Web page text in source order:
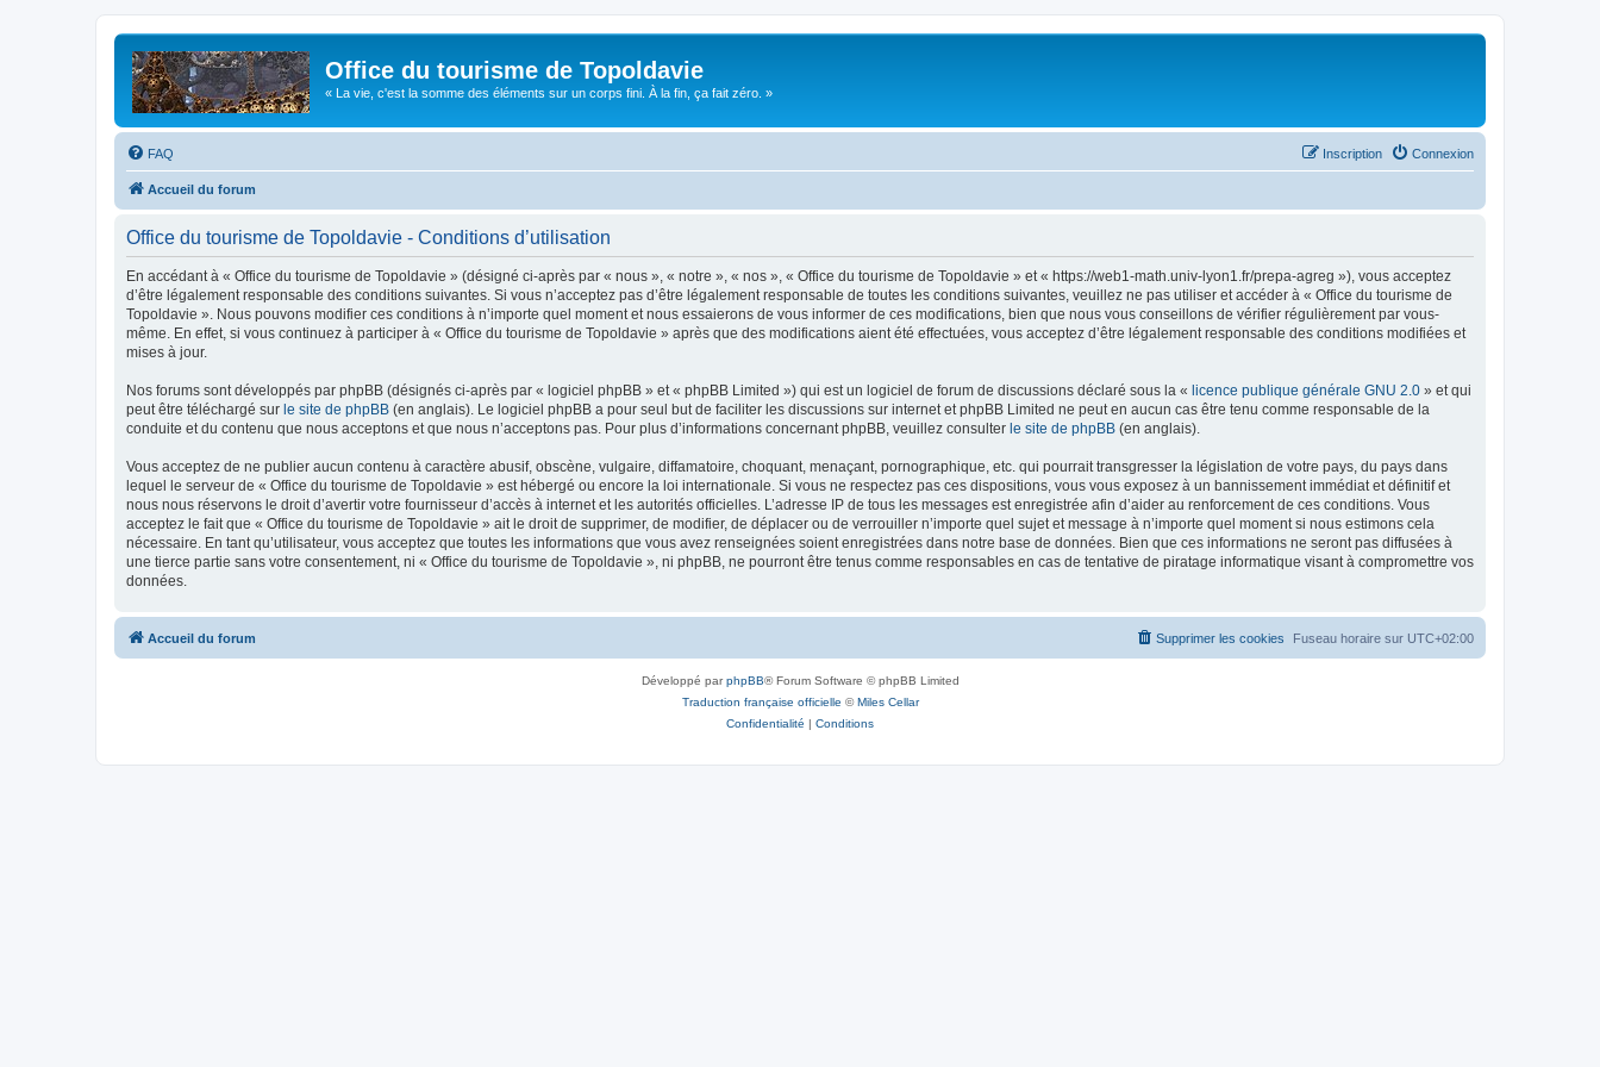
Office du tourisme de Topoldavie
« La vie, c'est la somme des éléments sur un corps fini. À la fin, ça fait zéro. »
FAQ Connexion
Inscription
Accueil du forum
Office du tourisme de Topoldavie - Conditions d’utilisation
En accédant à « Office du tourisme de Topoldavie » (désigné ci-après par « nous », « notre », « nos », « Office du tourisme de Topoldavie » et « https://web1-math.univ-lyon1.fr/prepa-agreg »), vous acceptez
d’être légalement responsable des conditions suivantes. Si vous n’acceptez pas d’être légalement responsable de toutes les conditions suivantes, veuillez ne pas utiliser et accéder à « Office du tourisme de
Topoldavie ». Nous pouvons modifier ces conditions à n’importe quel moment et nous essaierons de vous informer de ces modifications, bien que nous vous conseillons de vérifier régulièrement par vous-
même. En effet, si vous continuez à participer à « Office du tourisme de Topoldavie » après que des modifications aient été effectuées, vous acceptez d’être légalement responsable des conditions modifiées et
mises à jour.
Nos forums sont développés par phpBB (désignés ci-après par « logiciel phpBB » et « phpBB Limited ») qui est un logiciel de forum de discussions déclaré sous la « licence publique générale GNU 2.0 » et qui
peut être téléchargé sur le site de phpBB (en anglais). Le logiciel phpBB a pour seul but de faciliter les discussions sur internet et phpBB Limited ne peut en aucun cas être tenu comme responsable de la
conduite et du contenu que nous acceptons et que nous n’acceptons pas. Pour plus d’informations concernant phpBB, veuillez consulter le site de phpBB (en anglais).
Vous acceptez de ne publier aucun contenu à caractère abusif, obscène, vulgaire, diffamatoire, choquant, menaçant, pornographique, etc. qui pourrait transgresser la législation de votre pays, du pays dans
lequel le serveur de « Office du tourisme de Topoldavie » est hébergé ou encore la loi internationale. Si vous ne respectez pas ces dispositions, vous vous exposez à un bannissement immédiat et définitif et
nous nous réservons le droit d’avertir votre fournisseur d’accès à internet et les autorités officielles. L’adresse IP de tous les messages est enregistrée afin d’aider au renforcement de ces conditions. Vous
acceptez le fait que « Office du tourisme de Topoldavie » ait le droit de supprimer, de modifier, de déplacer ou de verrouiller n’importe quel sujet et message à n’importe quel moment si nous estimons cela
nécessaire. En tant qu’utilisateur, vous acceptez que toutes les informations que vous avez renseignées soient enregistrées dans notre base de données. Bien que ces informations ne seront pas diffusées à
une tierce partie sans votre consentement, ni « Office du tourisme de Topoldavie », ni phpBB, ne pourront être tenus comme responsables en cas de tentative de piratage informatique visant à compromettre vos
données.
Accueil du forum Fuseau horaire sur UTC+02:00
Supprimer les cookies
Développé parphpBB® Forum Software © phpBB Limited
Traduction française officielle ©Miles Cellar
Confidentialité | Conditions